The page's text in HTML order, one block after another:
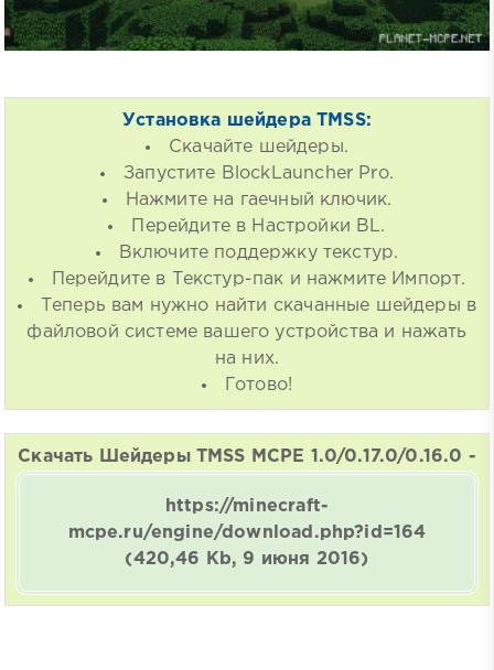
Установка шейдера TMSS:
Скачайте шейдеры.
Запустите BlockLauncher Pro.
Нажмите на гаечный ключик.
Перейдите в Настройки BL.
Включите поддержку текстур.
Перейдите в Текстур-пак и нажмите Импорт.
Теперь вам нужно найти скачанные шейдеры в
файловой системе вашего устройства и нажать
на них.
Готово!
Скачать Шейдеры TMSS MCPE 1.0/0.17.0/0.16.0 -
https://minecraft-
mcpe.ru/engine/download.php?id=164
(420,46 Kb, 9 июня 2016)